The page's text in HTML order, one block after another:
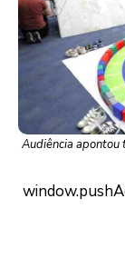
Audiência apontou